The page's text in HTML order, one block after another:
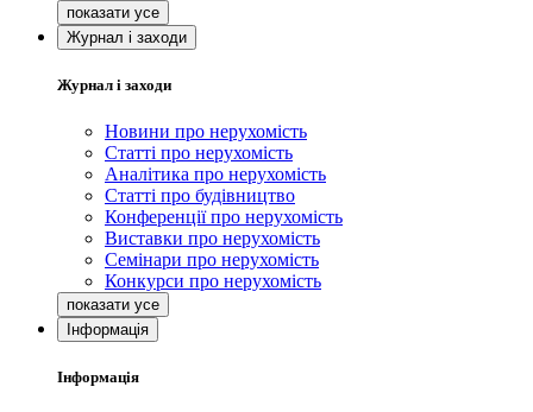
Журнал і заходи
Журнал і заходи
Новини про нерухомість
Статті про нерухомість
Аналітика про нерухомість
Статті про будівництво
Конференції про нерухомість
Виставки про нерухомість
Семінари про нерухомість
Конкурси про нерухомість
Інформація
Інформація